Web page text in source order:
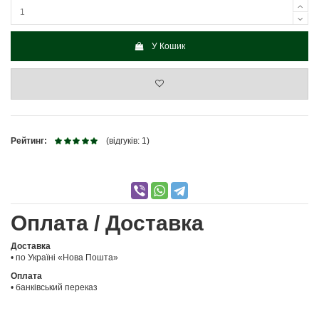
У Кошик
Рейтинг: (відгуків: 1)
Оплата / Доставка
Доставка
• по Україні «Нова Пошта»
Оплата
• банківський переказ